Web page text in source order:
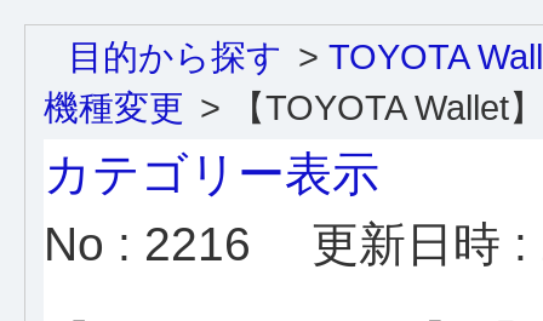
目的から探す > TOYOTA
機種変更 > 【TOYOTA Wallet
カテゴリー表示
No : 2216
更新日時